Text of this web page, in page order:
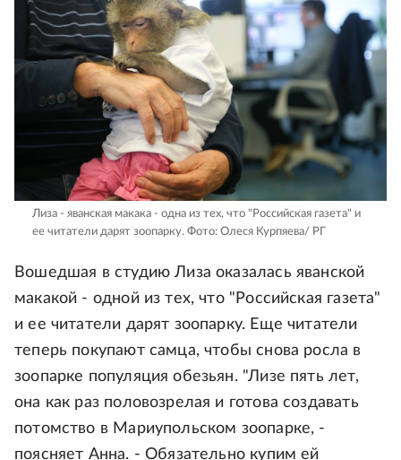
Лиза - яванская макака - одна из тех, что "Российская газета" и
ее читатели дарят зоопарку. Фото: Олеся Курпяева/ РГ
Вошедшая в студию Лиза оказалась яванской
макакой - одной из тех, что "Российская газета"
и ее читатели дарят зоопарку. Еще читатели
теперь покупают самца, чтобы снова росла в
зоопарке популяция обезьян. "Лизе пять лет,
она как раз половозрелая и готова создавать
потомство в Мариупольском зоопарке, -
поясняет Анна. - Обязательно купим ей